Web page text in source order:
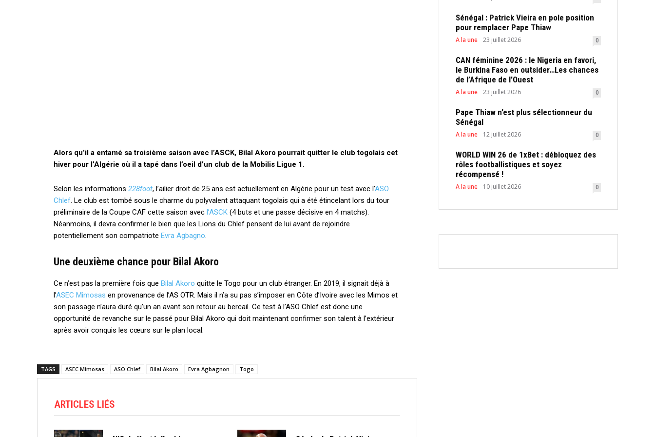
Alors qu’il a entamé sa troisième saison avec l’ASCK, Bilal Akoro pourrait quitter le club togolais cet
hiver pour l’Algérie où il a tapé dans l’oeil d’un club de la Mobilis Ligue 1.
Selon les informations 228foot, l’ailier droit de 25 ans est actuellement en Algérie pour un test avec l’ASO
Chlef. Le club est tombé sous le charme du polyvalent attaquant togolais qui a été étincelant lors du tour
préliminaire de la Coupe CAF cette saison avec l’ASCK (4 buts et une passe décisive en 4 matchs).
Néanmoins, il devra confirmer le bien que les Lions du Chlef pensent de lui avant de rejoindre
potentiellement son compatriote Evra Agbagno.
Une deuxième chance pour Bilal Akoro
Ce n’est pas la première fois que Bilal Akoro quitte le Togo pour un club étranger. En 2019, il signait déjà à
l’ASEC Mimosas en provenance de l’AS OTR. Mais il n’a su pas s’imposer en Côte d’Ivoire avec les Mimos et
son passage n’aura duré qu’un an avant son retour au bercail. Ce test à l’ASO Chlef est donc une
opportunité de revanche sur le passé pour Bilal Akoro qui doit maintenant confirmer son talent à l’extérieur
après avoir conquis les cœurs sur le plan local.
TAGS ASEC Mimosas ASO Chlef Bilal Akoro Evra Agbagnon Togo
ARTICLES LIÉS
Sénégal : Patrick Vieira en pole position
pour remplacer Pape Thiaw
A la une 23 juillet 2026 0
CAN féminine 2026 : le Nigeria en favori,
le Burkina Faso en outsider…Les chances
de l’Afrique de l’Ouest
A la une 23 juillet 2026 0
Pape Thiaw n’est plus sélectionneur du
Sénégal
A la une 12 juillet 2026 0
WORLD WIN 26 de 1xBet : débloquez des
rôles footballistiques et soyez
récompensé !
A la une 10 juillet 2026 0